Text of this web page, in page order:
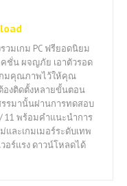
วมเกม PC ฟรียอดนิยม
ชั่น ผจญภัย เอาตัวรอด
กมคุณภาพไว้ให้คุณ
องติดตั้งหลายขั้นตอน
รมานั้นผ่านการทดสอบ
11 พร้อมคำแนะนำการ
และเกมเมอร์ระดับเทพ
อร์แรง ดาวน์โหลดได้